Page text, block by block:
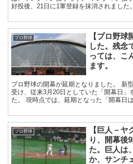
好投後、21日に1軍登録を抹消されました
プロ野球
【プロ野球
した。残念
っては、こ
ます。
プロ野球の開幕が延期となりました。 新
受け、従来3月20日としていた「開幕日」
た。 現時点では、延期となった「開幕日
プロ野球
【巨人－ヤ
り、開幕後
た。巨人は
か、サンチ